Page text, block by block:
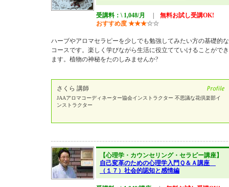
受講料：\ 1,048/月
無料お試し受講OK!
おすすめ度 ★★★☆☆
ハーブやアロマセラピーを少しでも勉強してみたい方の基礎的な
コースです。楽しく学びながら生活に役立てていけることができ
ます。植物の神秘をたのしみませんか?
さくら 講師
JAAアロマコーディネーター協会インストラクター 不思議な花倶楽部イ
ンストラクター
【心理学・カウンセリング・セラピー講座】
自己変革のための心理学入門Ｑ＆Ａ講座
（１７）社会的認知と感情編